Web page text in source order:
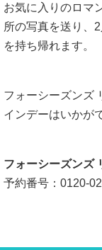
お気に入りのロマ
所の写真を送り、
を持ち帰れます。
フォーシーズンズ
インデーはいかが
フォーシーズンズ
予約番号：0120-